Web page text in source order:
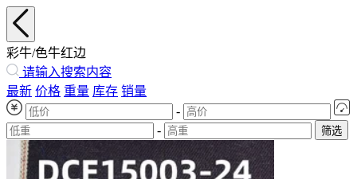
彩牛/色牛红边
请输入搜索内容
最新 价格 重量 库存 销量
-
-
筛选